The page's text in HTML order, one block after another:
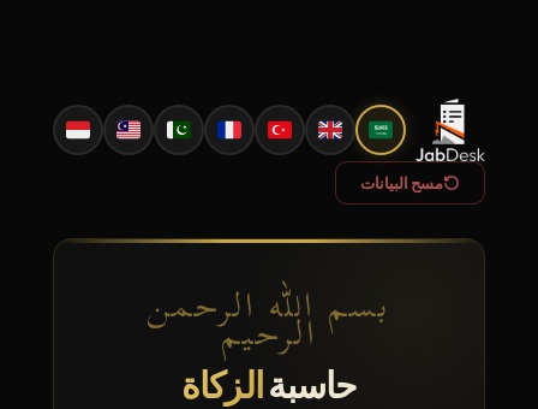
مسح البيانات
بسم الله الرحمن
الرحيم
حاسبةالزكاة